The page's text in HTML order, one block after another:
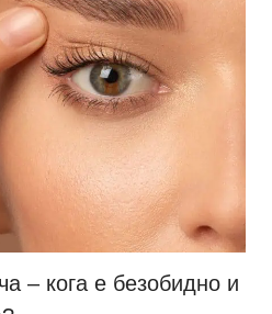
– кога е безобидно и